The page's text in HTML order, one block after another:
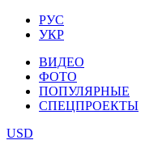
РУС
УКР
ВИДЕО
ФОТО
ПОПУЛЯРНЫЕ
СПЕЦПРОЕКТЫ
USD